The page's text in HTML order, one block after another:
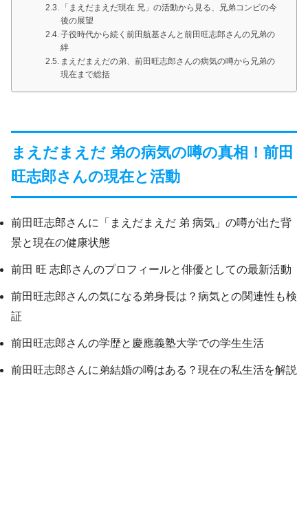
「まえだまえだ現在 兄」の活動から見る、兄弟コンビの今
後の展望
子役時代から続く前田航基さんと前田旺志郎さんの兄弟の
絆
まえだまえだの弟、前田旺志郎さんの病気の噂から兄弟の
現在まで総括
まえだまえだ 弟の病気の噂の真相！前田
旺志郎さんの現在と活動
前田旺志郎さんに「まえだまえだ 弟 病気」の噂が出た背
景と現在の健康状態
前田 旺 志郎さんのプロフィールと俳優としての最新活動
前田旺志郎さんの気になる弟身長は？病気との関連性も検
証
前田旺志郎さんの学歴と慶應義塾大学での学生生活
前田旺志郎さんに弟結婚の噂はある？現在の私生活を解説